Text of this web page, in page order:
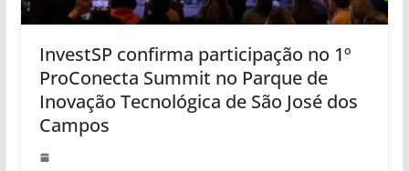
InvestSP confirma participação no 1º
ProConecta Summit no Parque de
Inovação Tecnológica de São José dos
Campos